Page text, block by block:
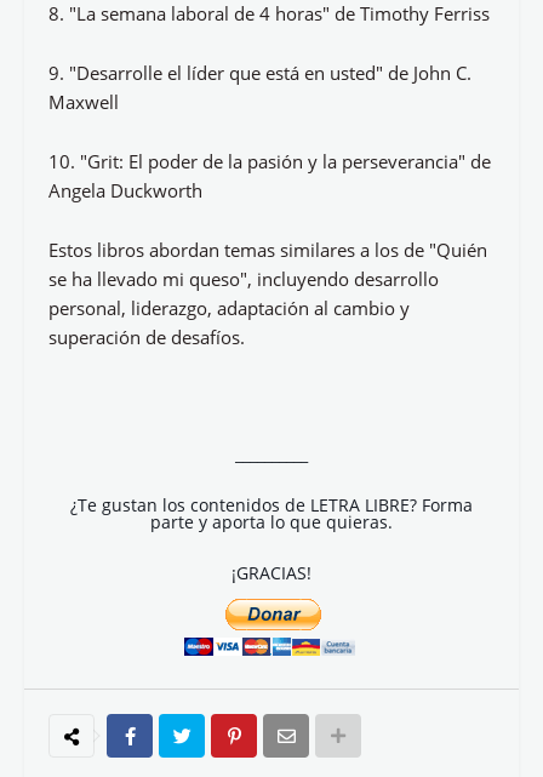
8. "La semana laboral de 4 horas" de Timothy Ferriss
9. "Desarrolle el líder que está en usted" de John C.
Maxwell
10. "Grit: El poder de la pasión y la perseverancia" de
Angela Duckworth
Estos libros abordan temas similares a los de "Quién
se ha llevado mi queso", incluyendo desarrollo
personal, liderazgo, adaptación al cambio y
superación de desafíos.
¿Te gustan los contenidos de LETRA LIBRE? Forma
parte y aporta lo que quieras.
¡GRACIAS!